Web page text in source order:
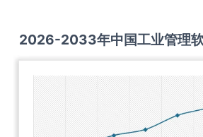
2026-2033年中国工业管理